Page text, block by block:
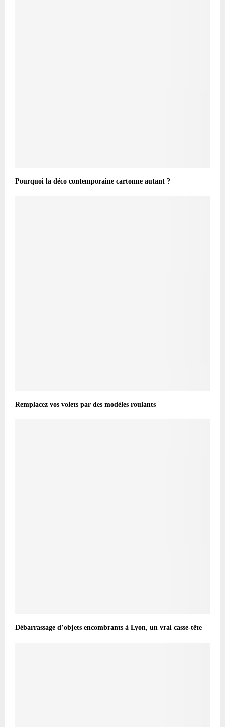
Pourquoi la déco contemporaine cartonne autant ?
Remplacez vos volets par des modèles roulants
Débarrassage d’objets encombrants à Lyon, un vrai casse-tête